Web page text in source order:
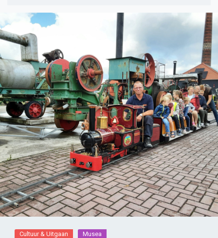
Cultuur & Uitgaan Musea